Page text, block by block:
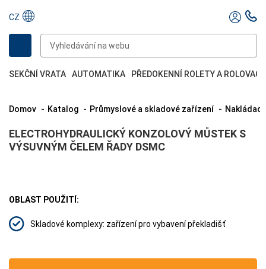
CZ
SEKČNÍ VRATA AUTOMATIKA PŘEDOKENNÍ ROLETY A ROLOVACÍ
Domov Katalog Průmyslové a skladové zařízení
ELECTROHYDRAULICKÝ KONZOLOVÝ MŮSTEK S
VÝSUVNÝM ČELEM ŘADY DSMC
OBLAST POUŽITÍ:
Skladové komplexy: zařízení pro vybavení překladišť